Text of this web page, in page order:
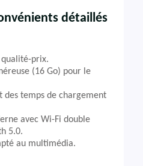
détaillés
prix.
(16 Go) pour le
des temps de chargement
avec Wi-Fi double
5.0.
au multimédia.